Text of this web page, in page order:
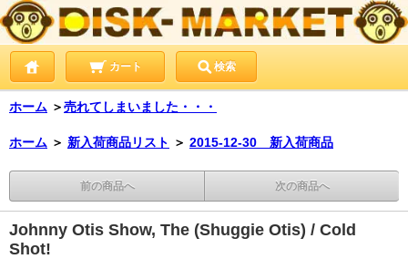
カート 検索
ホーム ＞売れてしまいました・・・
ホーム ＞ 新入荷商品リスト ＞ 2015-12-30 新入荷商品
前の商品へ 次の商品へ
Johnny Otis Show, The (Shuggie Otis) / Cold
Shot!